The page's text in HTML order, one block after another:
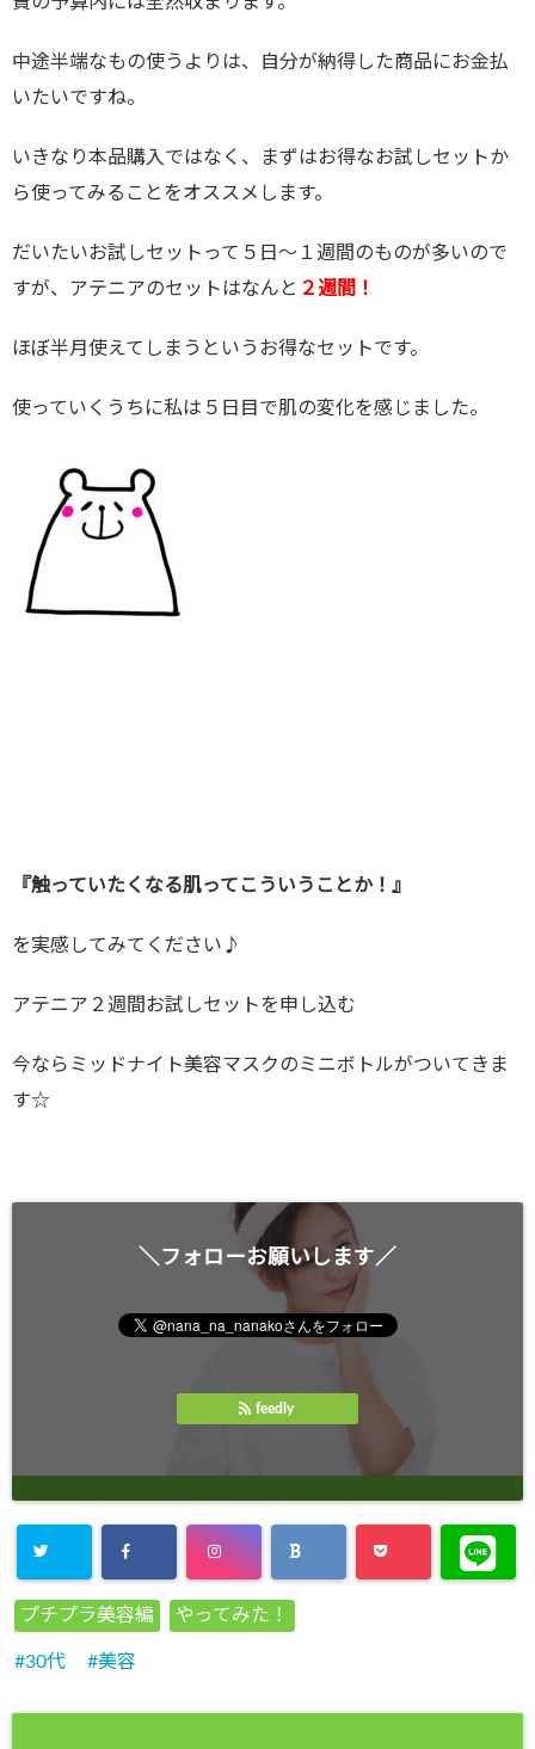
中途半端なもの使うよりは、自分が納得した商品にお金払
いたいですね。
いきなり本品購入ではなく、まずはお得なお試しセットか
ら使ってみることをオススメします。
だいたいお試しセットって５日～１週間のものが多いので
すが、アテニアのセットはなんと ２週間！
ほぼ半月使えてしまうというお得なセットです。
使っていくうちに私は５日目で肌の変化を感じました。
『触っていたくなる肌ってこういうことか！』
を実感してみてください♪
アテニア２週間お試しセットを申し込む
今ならミッドナイト美容マスクのミニボトルがついてきま
す☆
＼フォローお願いします／
feedly
プチプラ美容編 やってみた！
30代 美容